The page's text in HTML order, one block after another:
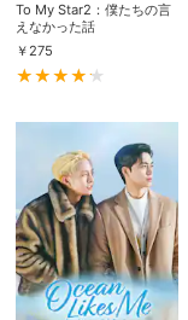
会員設定 会員情報
会員情報変更
To My Star2：僕たちの言
えなかった話
￥275